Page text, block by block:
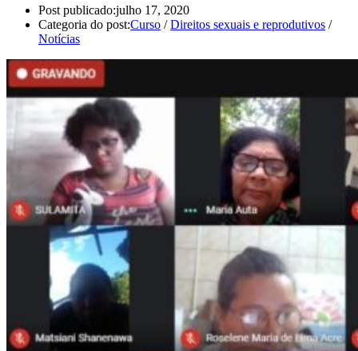
Post publicado:julho 17, 2020
Categoria do post:Curso / Direitos sexuais e reprodutivos /
Notícias